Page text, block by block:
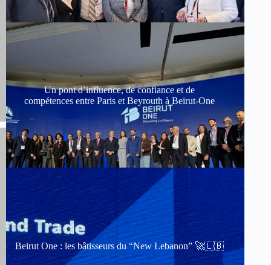
Un pont d’influence, de confiance et de
compétences entre Paris et Beyrouth à Beirut-One
Beirut One : les bâtisseurs du “New Lebanon” 🚀🇱🇧